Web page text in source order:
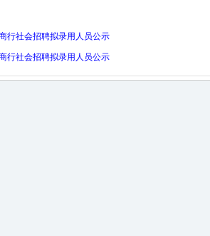
行社会招聘拟录用人员公示
行社会招聘拟录用人员公示